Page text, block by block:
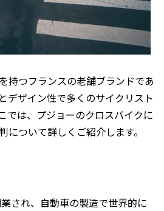
持つフランスの老舗ブランドであ
デザイン性で多くのサイクリスト
では、プジョーのクロスバイクに
について詳しくご紹介します。
され、自動車の製造で世界的に